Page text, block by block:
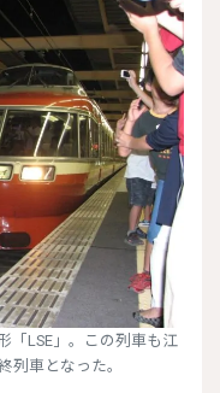
「LSE」。この列車も江
列車となった。